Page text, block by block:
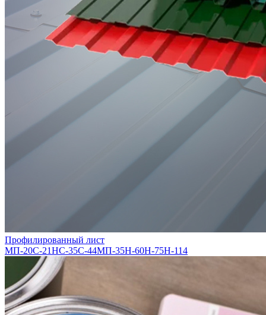
Профилированный лист
МП-20С-21НС-35С-44МП-35Н-60Н-75Н-114